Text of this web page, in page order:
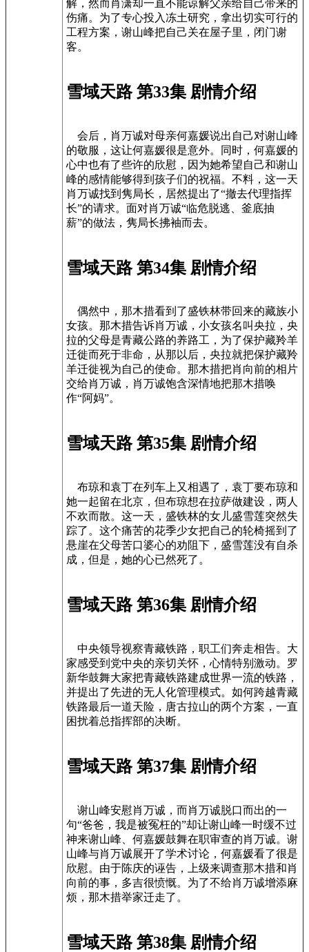
解，然而肖潇却一直不能谅解父亲给自己带来的
伤痛。为了专心投入冻土研究，拿出切实可行的
工程方案，谢山峰把自己关在屋子里，闭门谢
客。
雪域天路 第33集 剧情介绍
会后，肖万诚对母亲何嘉媛说出自己对谢山峰
的敬服，这让何嘉媛很是意外。同时，何嘉媛的
心中也有了些许的欣慰，因为她希望自己和谢山
峰的感情能够得到孩子们的祝福。不料，这一天
肖万诚找到隽局长，居然提出了“撤去代理指挥
长”的请求。面对肖万诚“临危脱逃、釜底抽
薪”的做法，隽局长拂袖而去。
雪域天路 第34集 剧情介绍
偶然中，那木措看到了盛铁林带回来的藏族小
女孩。那木措告诉肖万诚，小女孩名叫央拉，央
拉的父母是青藏公路的养路工，为了保护藏羚羊
迁徙而死于非命，从那以后，央拉就把保护藏羚
羊迁徙视为自己的使命。那木措把肖向前的相片
交给肖万诚，肖万诚饱含深情地把那木措唤
作“阿妈”。
雪域天路 第35集 剧情介绍
布琼和袁丁在列车上又相遇了，袁丁要布琼和
她一起留在北京，但布琼想在拉萨做建设，两人
不欢而散。这一天，盛铁林的女儿盛雪莲突然失
踪了。这个痛苦的花季少女把自己的轮椅摇到了
悬崖在父母苦口婆心的劝阻下，盛雪莲没有自杀
成，但是，她的心已然死了。
雪域天路 第36集 剧情介绍
中央领导视察青藏铁路，职工们奔走相告。大
家感受到党中央的亲切关怀，心情特别激动。罗
新华鼓舞大家把青藏铁路建成世界一流的铁路，
并提出了先进的无人化管理模式。如何跨越青藏
铁路最后一道天险，唐古拉山的两个方案，一直
困扰着总指挥部的决断。
雪域天路 第37集 剧情介绍
谢山峰安慰肖万诚，而肖万诚脱口而出的一
句“爸爸，我是被冤枉的”却让谢山峰一时缓不过
神来谢山峰、何嘉媛鼓舞在职审查的肖万诚。谢
山峰与肖万诚展开了学术讨论，何嘉媛看了很是
欣慰。由于陈庆的诬告，上级来调查那木措和肖
向前的事，多吉很愤慨。为了不给肖万诚增添麻
烦，那木措举家迁走了。
雪域天路 第38集 剧情介绍